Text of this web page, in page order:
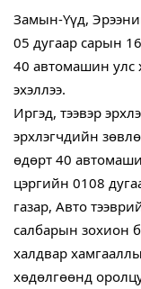
Замын-Үүд,
05 дугаар сарын
40 автомашин улс
эхэллээ.
Иргэд, тээвэр
эрхлэгчдийн
өдөрт 40
цэргийн 0108
газар, Авто
салбарын зохион
халдвар
хөдөлгөөнд